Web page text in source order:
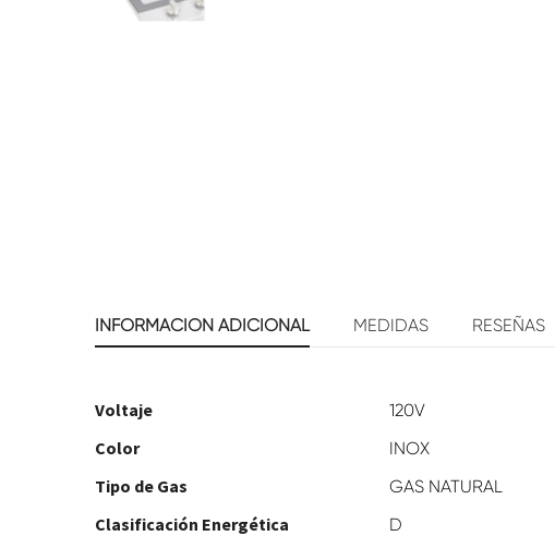
INFORMACIÓN ADICIONAL MEDIDAS RESEÑAS
Voltaje 120V
Color INOX
Tipo de Gas GAS NATURAL
Clasificación Energética D